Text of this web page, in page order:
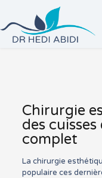
Chirurgie
des
complet
La chirurgie
populaire ces